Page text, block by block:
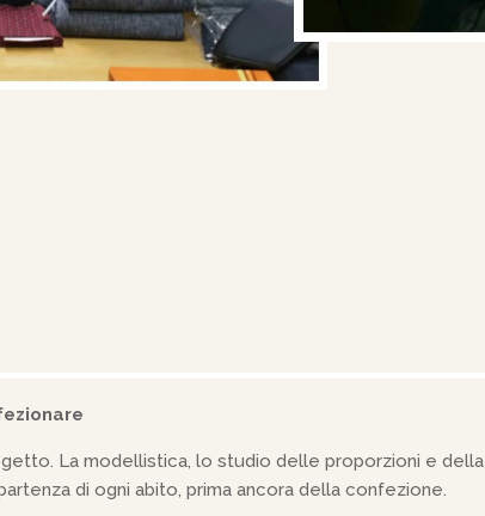
La modellistica, lo studio delle proporzioni e della
di ogni abito, prima ancora della confezione.